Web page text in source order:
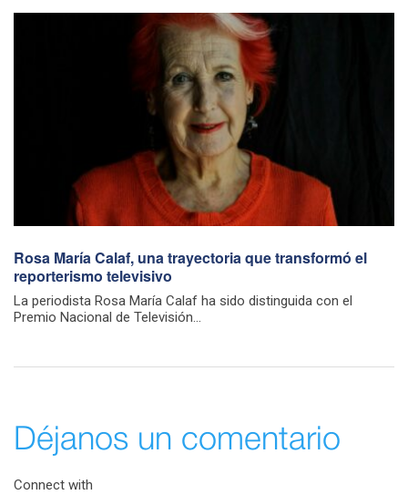
Rosa María Calaf, una trayectoria que transformó el
reporterismo televisivo
La periodista Rosa María Calaf ha sido distinguida con el
Premio Nacional de Televisión...
Déjanos un comentario
Connect with